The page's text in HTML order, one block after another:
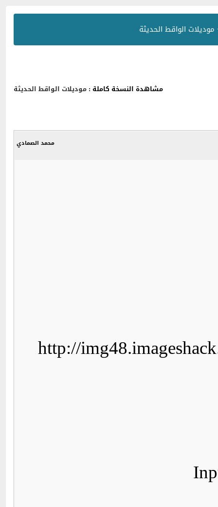
الواقط الحديثة
مشاهدة النسخة كاملة : موديلات الواقط الحديثة
محمد الصمادي
http://